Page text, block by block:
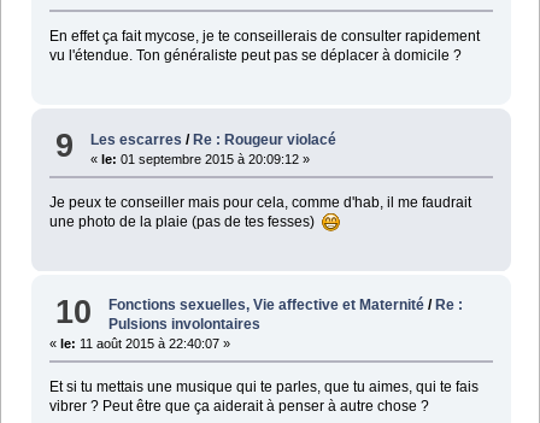
En effet ça fait mycose, je te conseillerais de consulter rapidement
vu l'étendue. Ton généraliste peut pas se déplacer à domicile ?
9 Les escarres /Re : Rougeur violacé
«le: 01 septembre 2015 à 20:09:12 »
Je peux te conseiller mais pour cela, comme d'hab, il me faudrait
une photo de la plaie (pas de tes fesses)
10 Fonctions sexuelles, Vie affective et Maternité / Re :
Pulsions involontaires
« le: 11 août 2015 à 22:40:07 »
Et si tu mettais une musique qui te parles, que tu aimes, qui te fais
vibrer ? Peut être que ça aiderait à penser à autre chose ?